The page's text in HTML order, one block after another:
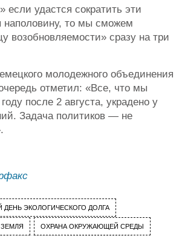
если удастся сократить эти
то мы сможем
возобновляемости» сразу на три
молодежного объединения
отметил: «Все, что мы
после 2 августа, украдено у
Задача политиков — не
ЭКОЛОГИЧЕСКОГО ДОЛГА
ЗЕМЛЯ ОХРАНА ОКРУЖАЮЩЕЙ СРЕДЫ